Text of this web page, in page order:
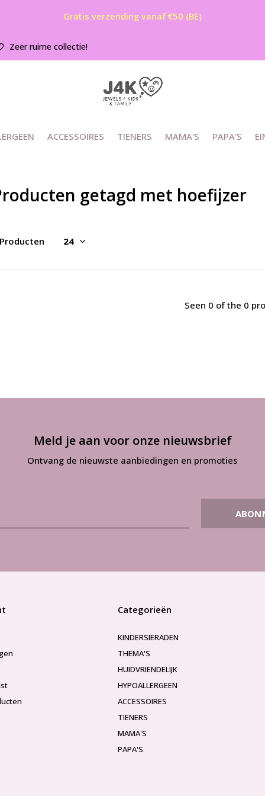
ACCESSOIRES TIENERS MAMA'S PAPA'S
Zeer ruime collectie!
Gratis verzending vanaf €50 (BE)
getagd met hoefijzer
Seen 0 of the 0
Meld je aan voor onze nieuwsbrief
Ontvang de nieuwste aanbiedingen en promoties
Categorieën
KINDERSIERADEN
THEMA'S
HUIDVRIENDELIJK
HYPOALLERGEEN
ACCESSOIRES
TIENERS
MAMA'S
PAPA'S